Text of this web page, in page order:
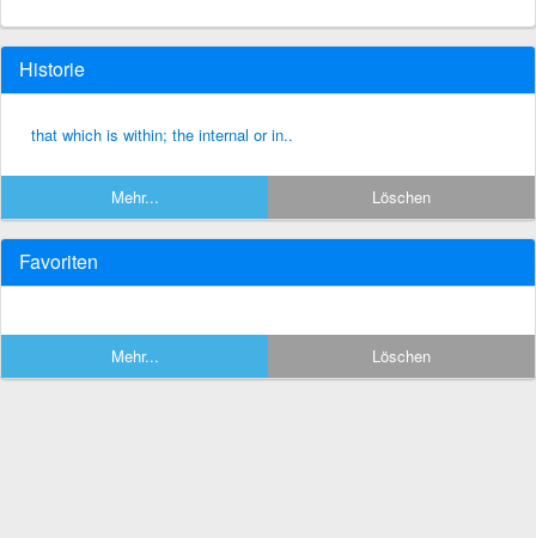
Historie
that which is within; the internal or in..
Mehr... Löschen
Favoriten
Mehr... Löschen